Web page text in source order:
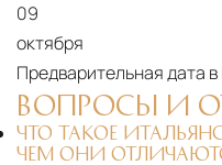
09
октября
Предварительная дата
ВОПРОСЫ И
ЧТО ТАКОЕ
ЧЕМ ОНИ